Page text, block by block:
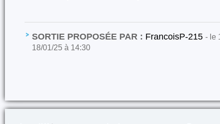
SORTIE PROPOSÉE PAR : FrancoisP-215 - le
18/01/25 à 14:30